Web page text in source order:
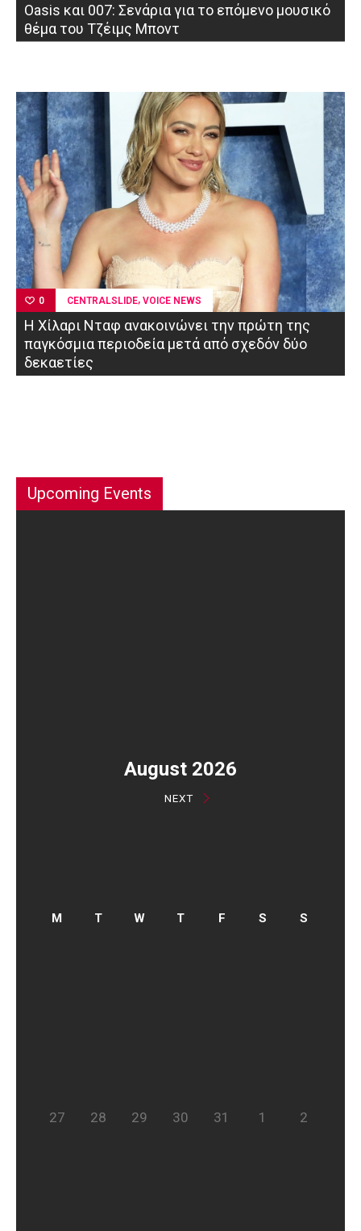
Oasis και 007: Σενάρια για το επόμενο μουσικό
θέμα του Τζέιμς Μποντ
0 CENTRALSLIDE, VOICE NEWS
Η Χίλαρι Νταφ ανακοινώνει την πρώτη της
παγκόσμια περιοδεία μετά από σχεδόν δύο
δεκαετίες
Upcoming Events
August 2026
NEXT
27 28 29 30 31 1 2